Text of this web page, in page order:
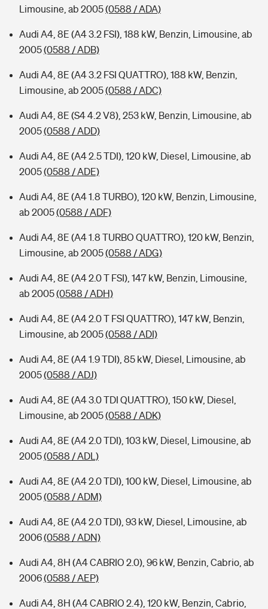
Limousine, ab 2005(0588 / ADA)
Audi A4, 8E (A4 3.2 FSI), 188 kW, Benzin, Limousine, ab
2005(0588 / ADB)
Audi A4, 8E (A4 3.2 FSI QUATTRO), 188 kW, Benzin,
Limousine, ab 2005(0588 / ADC)
Audi A4, 8E (S4 4.2 V8), 253 kW, Benzin, Limousine, ab
2005(0588 / ADD)
Audi A4, 8E (A4 2.5 TDI), 120 kW, Diesel, Limousine, ab
2005(0588 / ADE)
Audi A4, 8E (A4 1.8 TURBO), 120 kW, Benzin, Limousine,
ab 2005(0588 / ADF)
Audi A4, 8E (A4 1.8 TURBO QUATTRO), 120 kW, Benzin,
Limousine, ab 2005(0588 / ADG)
Audi A4, 8E (A4 2.0 T FSI), 147 kW, Benzin, Limousine,
ab 2005(0588 / ADH)
Audi A4, 8E (A4 2.0 T FSI QUATTRO), 147 kW, Benzin,
Limousine, ab 2005(0588 / ADI)
Audi A4, 8E (A4 1.9 TDI), 85 kW, Diesel, Limousine, ab
2005(0588 / ADJ)
Audi A4, 8E (A4 3.0 TDI QUATTRO), 150 kW, Diesel,
Limousine, ab 2005(0588 / ADK)
Audi A4, 8E (A4 2.0 TDI), 103 kW, Diesel, Limousine, ab
2005(0588 / ADL)
Audi A4, 8E (A4 2.0 TDI), 100 kW, Diesel, Limousine, ab
2005(0588 / ADM)
Audi A4, 8E (A4 2.0 TDI), 93 kW, Diesel, Limousine, ab
2006(0588 / ADN)
Audi A4, 8H (A4 CABRIO 2.0), 96 kW, Benzin, Cabrio, ab
2006(0588 / AEP)
Audi A4, 8H (A4 CABRIO 2.4), 120 kW, Benzin, Cabrio,